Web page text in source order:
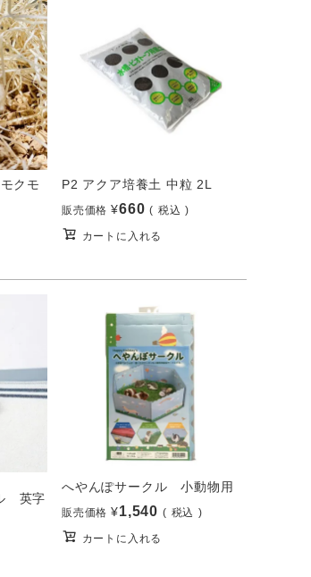
クモ
P2 アクア培養土 中粒 2L
販売価格 ¥660 税込
カートに入れる
英字
へやんぽサークル 小動物用
販売価格 ¥1,540 税込
カートに入れる